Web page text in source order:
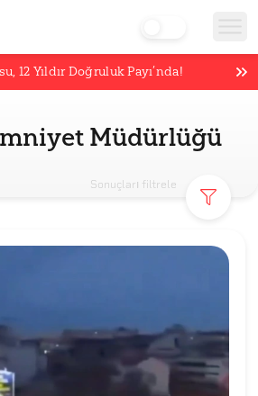
12 Yıldır Doğruluk Payı’nda!
Müdürlüğü
Sonuçları filtrele